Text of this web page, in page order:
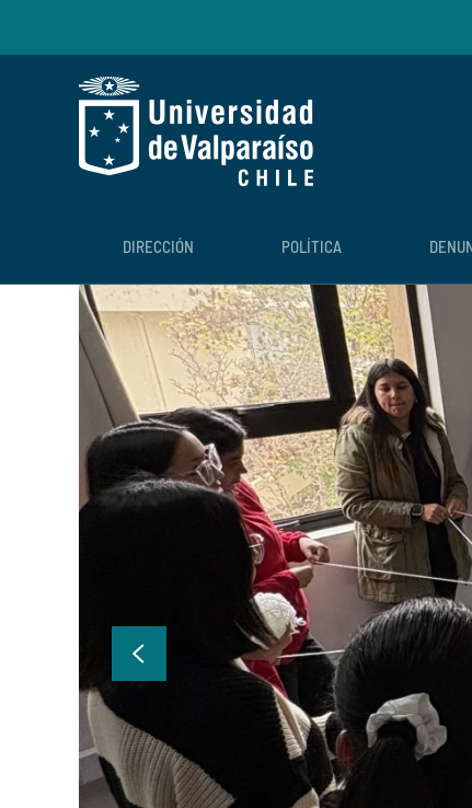
Skip to main content
DIRECCIÓN POLÍTICA